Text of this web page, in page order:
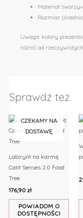
Materiał:
Rozmiar
Uwaga: kolory
różnić od
Sprawdź też
CZEKAMY NA
DOSTAWĘ
Labirynt na karmę
Catit Senses 2.0 Food
Tree
176,90zł
POWIADOM O
DOSTĘPNOŚCI